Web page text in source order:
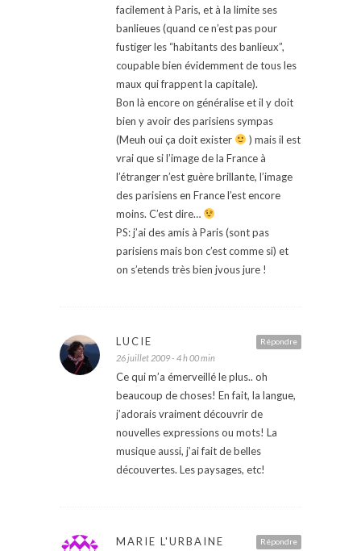
facilement à Paris, et à la limite ses
banlieues (quand ce n’est pas pour
fustiger les “habitants des banlieux”,
coupable bien évidemment de tous les
maux qui frappent la capitale).
Bon là encore on généralise et il y doit
bien y avoir des parisiens sympas
(Meuh oui ça doit exister
) mais il est
vrai que si l’image de la France à
l’étranger n’est guère brillante, l’image
des parisiens en France l’est encore
moins. C’est dire…
PS: j’ai des amis à Paris (sont pas
parisiens mais bon c’est comme si) et
on s’etends très bien jvous jure !
Répondre
LUCIE
26 juillet 2009 - 4 h 00 min
Ce qui m’a émerveillé le plus.. oh
beaucoup de choses! En fait, la langue,
j’adorais vraiment découvrir de
nouvelles expressions ou mots! La
musique aussi, j’ai fait de belles
découvertes. Les paysages, etc!
Répondre
MARIE L'URBAINE